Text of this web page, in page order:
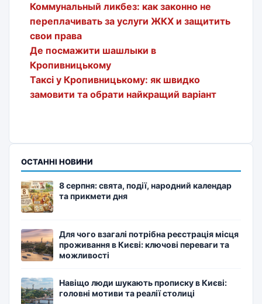
Коммунальный ликбез: как законно не
переплачивать за услуги ЖКХ и защитить
свои права
Де посмажити шашлыки в
Кропивницькому
Таксі у Кропивницькому: як швидко
замовити та обрати найкращий варіант
ОСТАННІ НОВИНИ
8 серпня: свята, події, народний календар
та прикмети дня
Для чого взагалі потрібна реєстрація місця
проживання в Києві: ключові переваги та
можливості
Навіщо люди шукають прописку в Києві:
головні мотиви та реалії столиці